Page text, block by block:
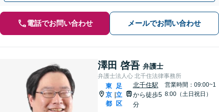
電話でお問い合わせ メールでお問い合わせ
澤田 啓吾 弁護士
弁護士法人心 北千住法律事務所
東
京
都
|
足
立
区
北千住駅
から徒歩5
分
営業時間：09:00~1
8:00（土日祝日）